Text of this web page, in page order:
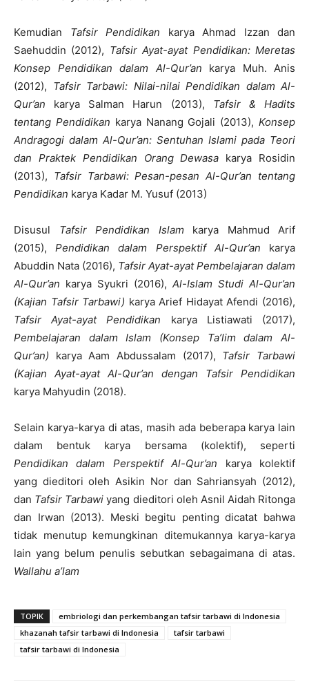
Kemudian Tafsir Pendidikan karya Ahmad Izzan dan
Saehuddin (2012), Tafsir Ayat-ayat Pendidikan: Meretas
Konsep Pendidikan dalam Al-Qur’an karya Muh. Anis
(2012), Tafsir Tarbawi: Nilai-nilai Pendidikan dalam Al-
Qur’an karya Salman Harun (2013), Tafsir & Hadits
tentang Pendidikan karya Nanang Gojali (2013),Konsep
Andragogi dalam Al-Qur’an: Sentuhan Islami pada Teori
dan Praktek Pendidikan Orang Dewasa karya Rosidin
(2013), Tafsir Tarbawi: Pesan-pesan Al-Qur’an tentang
Pendidikan karya Kadar M. Yusuf (2013)
Disusul Tafsir Pendidikan Islam karya Mahmud Arif
(2015),Pendidikan dalam Perspektif Al-Qur’an karya
Abuddin Nata (2016), Tafsir Ayat-ayat Pembelajaran dalam
Al-Qur’an karya Syukri (2016), Al-Islam Studi Al-Qur’an
(Kajian Tafsir Tarbawi) karya Arief Hidayat Afendi (2016),
Tafsir Ayat-ayat Pendidikan karya Listiawati (2017),
Pembelajaran dalam Islam (Konsep Ta’lim dalam Al-
Qur’an) karya Aam Abdussalam (2017), Tafsir Tarbawi
(Kajian Ayat-ayat Al-Qur’an dengan Tafsir Pendidikan
karya Mahyudin (2018).
Selain karya-karya di atas, masih ada beberapa karya lain
dalam bentuk karya bersama (kolektif), seperti
Pendidikan dalam Perspektif Al-Qur’an karya kolektif
yang dieditori oleh Asikin Nor dan Sahriansyah (2012),
dan Tafsir Tarbawiyang dieditori oleh Asnil Aidah Ritonga
dan Irwan (2013). Meski begitu penting dicatat bahwa
tidak menutup kemungkinan ditemukannya karya-karya
lain yang belum penulis sebutkan sebagaimana di atas.
Wallahu a’lam
TOPIK
embriologi dan perkembangan tafsir tarbawi di Indonesia
khazanah tafsir tarbawi di Indonesia
tafsir tarbawi
tafsir tarbawi di Indonesia